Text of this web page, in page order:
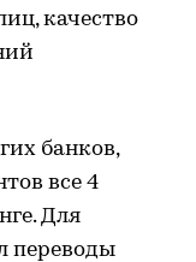
качество
банков,
все 4
Для
переводы